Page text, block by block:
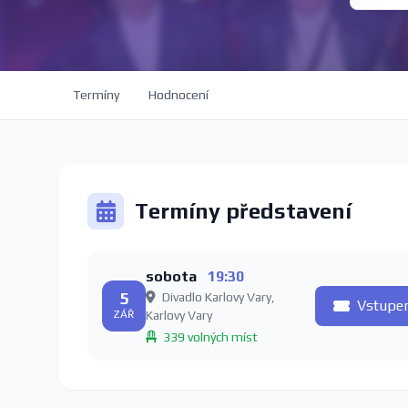
Termíny Hodnocení
Termíny představení
5
ZÁŘ
sobota 19:30
Divadlo Karlovy Vary,
Karlovy Vary
339 volných míst